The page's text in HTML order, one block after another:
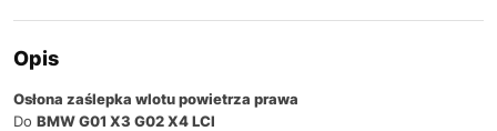
Opis
Osłona zaślepka wlotu powietrza prawa
Do BMW G01 X3 G02 X4 LCI